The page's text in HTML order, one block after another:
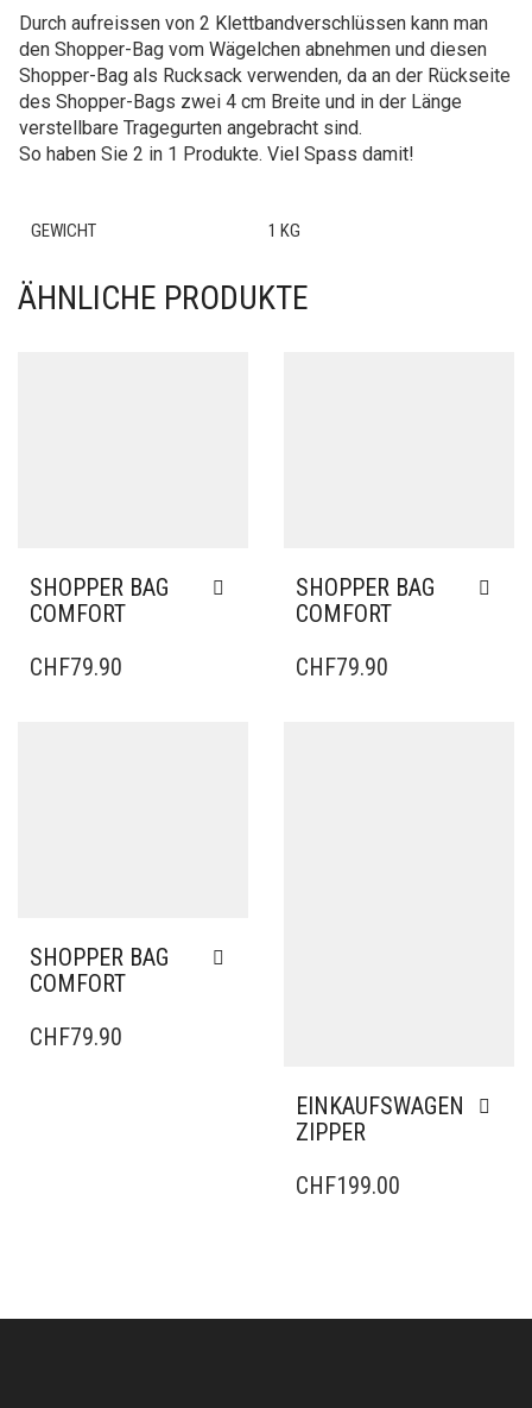
Durch aufreissen von 2 Klettbandverschlüssen kann man
den Shopper-Bag vom Wägelchen abnehmen und diesen
Shopper-Bag als Rucksack verwenden, da an der Rückseite
des Shopper-Bags zwei 4 cm Breite und in der Länge
verstellbare Tragegurten angebracht sind.
So haben Sie 2 in 1 Produkte. Viel Spass damit!
GEWICHT 1 KG
ÄHNLICHE PRODUKTE
SHOPPER BAG
COMFORT
CHF79.90
SHOPPER BAG
COMFORT
CHF79.90
SHOPPER BAG
COMFORT
CHF79.90
EINKAUFSWAGEN
ZIPPER
CHF199.00